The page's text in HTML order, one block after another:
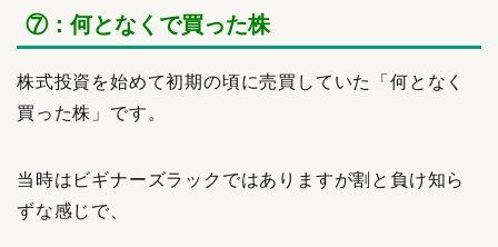
⑦：何となくで買った株
株式投資を始めて初期の頃に売買していた「何となく
買った株」です。
当時はビギナーズラックではありますが割と負け知ら
ずな感じで、